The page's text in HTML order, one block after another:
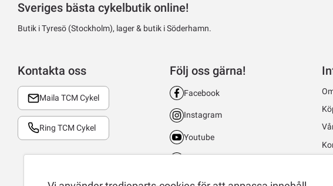
Sveriges bästa cykelbutik online!
Butik i Tyresö (Stockholm), lager & butik i Söderhamn.
Kontakta oss
Maila TCM Cykel
Ring TCM Cykel
Följ oss gärna!
Facebook
Instagram
Youtube
TikTok